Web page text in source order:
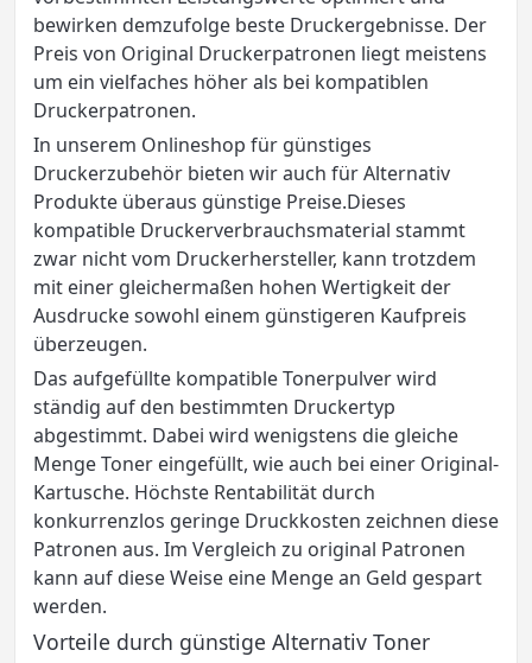
bewirken demzufolge beste Druckergebnisse. Der
Preis von Original Druckerpatronen liegt meistens
um ein vielfaches höher als bei kompatiblen
Druckerpatronen.
In unserem Onlineshop für günstiges
Druckerzubehör bieten wir auch für Alternativ
Produkte überaus günstige Preise.Dieses
kompatible Druckerverbrauchsmaterial stammt
zwar nicht vom Druckerhersteller, kann trotzdem
mit einer gleichermaßen hohen Wertigkeit der
Ausdrucke sowohl einem günstigeren Kaufpreis
überzeugen.
Das aufgefüllte kompatible Tonerpulver wird
ständig auf den bestimmten Druckertyp
abgestimmt. Dabei wird wenigstens die gleiche
Menge Toner eingefüllt, wie auch bei einer Original-
Kartusche. Höchste Rentabilität durch
konkurrenzlos geringe Druckkosten zeichnen diese
Patronen aus. Im Vergleich zu original Patronen
kann auf diese Weise eine Menge an Geld gespart
werden.
Vorteile durch günstige Alternativ Toner